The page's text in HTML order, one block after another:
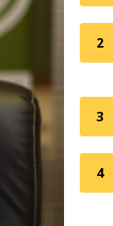
2
3
4